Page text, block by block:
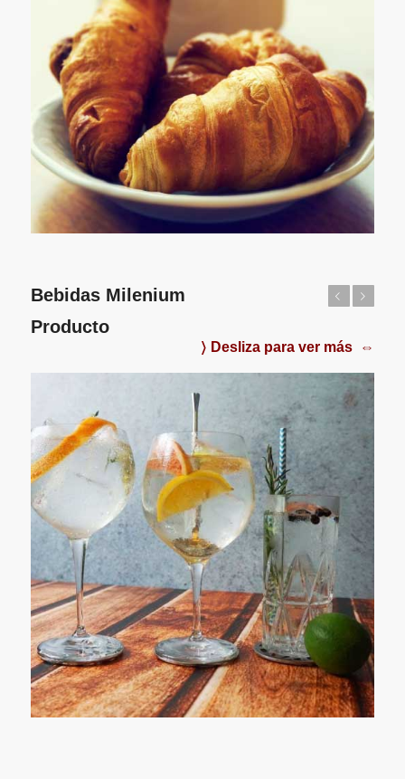
Bebidas Milenium
Producto
〉 Desliza para ver más ⇔